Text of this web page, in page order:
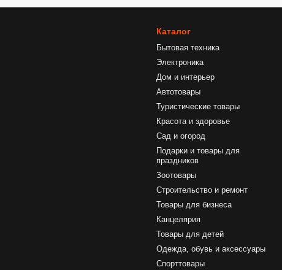
Каталог
Бытовая техника
Электроника
Дом и интерьер
Автотовары
Туристические товары
Красота и здоровье
Сад и огород
Подарки и товары для
праздников
Зоотовары
Строительство и ремонт
Товары для бизнеса
Канцелярия
Товары для детей
Одежда, обувь и аксессуары
Спорттовары